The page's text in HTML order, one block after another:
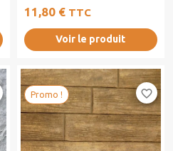
conçu pour le travail des...
11,80 € TTC
Voir le produit
favorite_border
Promo !